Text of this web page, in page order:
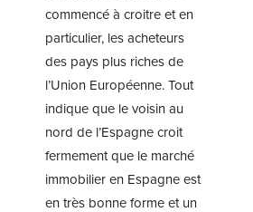
commencé à croitre et en
particulier, les acheteurs
des pays plus riches de
l’Union Européenne. Tout
indique que le voisin au
nord de l’Espagne croit
fermement que le marché
immobilier en Espagne est
en très bonne forme et un